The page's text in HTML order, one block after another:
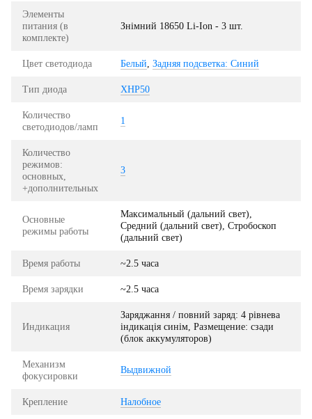
Элементы
питания (в
комплекте)
Знімний 18650 Li-Ion - 3 шт.
Цвет светодиода Белый Задняя подсветка: Синий
Тип диода XHP50
Количество
светодиодов/ламп
1
Количество
режимов:
основных,
+дополнительных
3
Основные
режимы работы
Максимальный (дальний свет),
Средний (дальний свет), Стробоскоп
(дальний свет)
Время работы ~2.5 часа
Время зарядки ~2.5 часа
Индикация
Заряджання / повний заряд: 4 рівнева
індикація синім, Размещение: сзади
(блок аккумуляторов)
Механизм
фокусировки
Выдвижной
Крепление Налобное